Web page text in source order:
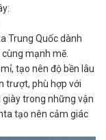
Trung Quốc dành
mạnh mẽ.
tạo nên độ bền lâu
trượt, phù hợp với
trong những vận
tạo nên cảm giác